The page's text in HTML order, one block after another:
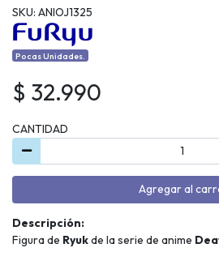
SKU: ANIOJ1325
Pocas Unidades.
$ 32.990
CANTIDAD
Agregar al
Descripción:
Figura de Ryukde la serie de anime